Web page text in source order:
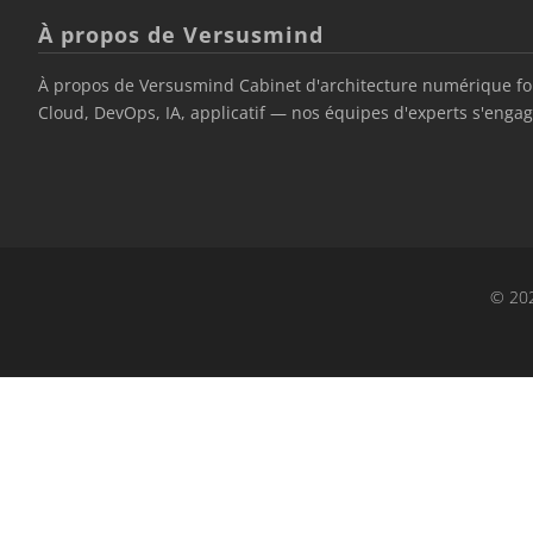
À propos de Versusmind
À propos de Versusmind Cabinet d'architecture numérique
Cloud, DevOps, IA, applicatif — nos équipes d'experts
©